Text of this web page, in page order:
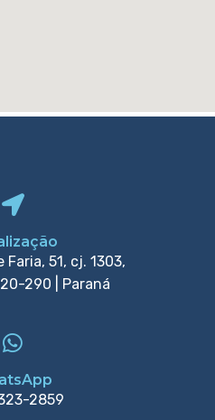
51, cj. 1303,
290 | Paraná
2859